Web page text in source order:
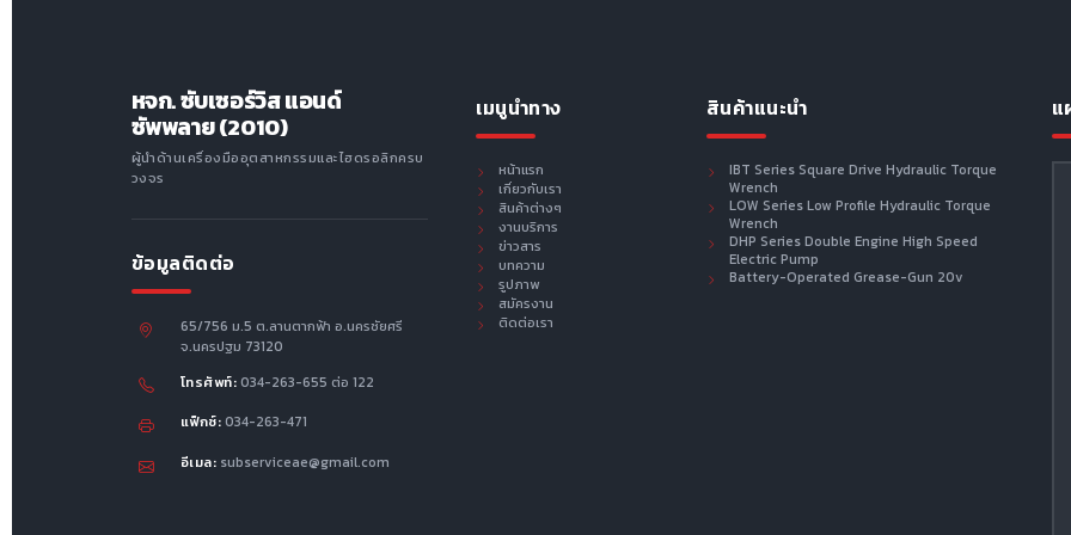
หจก. ซับเซอร์วิส แอนด์
ซัพพลาย (2010)
ผู้นำด้านเครื่องมืออุตสาหกรรมและไฮดรอลิกครบ
วงจร
ข้อมูลติดต่อ
65/756 ม.5 ต.ลานตากฟ้า อ.นครชัยศรี
จ.นครปฐม 73120
โทรศัพท์: 034-263-655 ต่อ 122
แฟ็กซ์: 034-263-471
อีเมล: subserviceae@gmail.com
เมนูนำทาง
หน้าแรก
เกี่ยวกับเรา
สินค้าต่างๆ
งานบริการ
ข่าวสาร
บทความ
รูปภาพ
สมัครงาน
ติดต่อเรา
สินค้าแนะนำ
IBT Series Square Drive Hydraulic Torque
Wrench
LOW Series Low Profile Hydraulic Torque
Wrench
DHP Series Double Engine High Speed
Electric Pump
Battery-Operated Grease-Gun 20v
แ